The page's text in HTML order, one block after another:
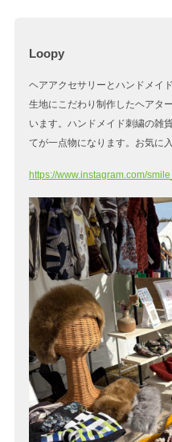
Loopy
ヘアアクセサリーとハンドメイ
生地にこだわり制作したヘアタ
います。ハンドメイド刺繍の雑
てが一点物になります。お気に
https://www.instagram.com/